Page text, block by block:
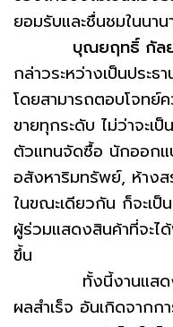
ยอมรับและชื่นชมในนาน
บุณยฤทธิ์ กัลย
กล่าวระหว่างเป็นประธ
โดยสามารถตอบโจทย์
ขายทุกระดับ ไม่ว่าจะเ
ตัวแทนจัดซื้อ นักออก
อสังหาริมทรัพย์, ห้างส
ในขณะเดียวกัน ก็จะเป็
ผู้ร่วมแสดงสินค้าที่จะไ
ขึ้น
ทั้งนี้งานแสดงสิน
ผลสำเร็จ อันเกิดจาก